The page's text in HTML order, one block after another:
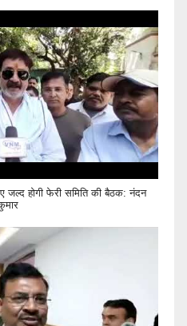
जल्द होगी फेरी समिति की बैठक: नंदन